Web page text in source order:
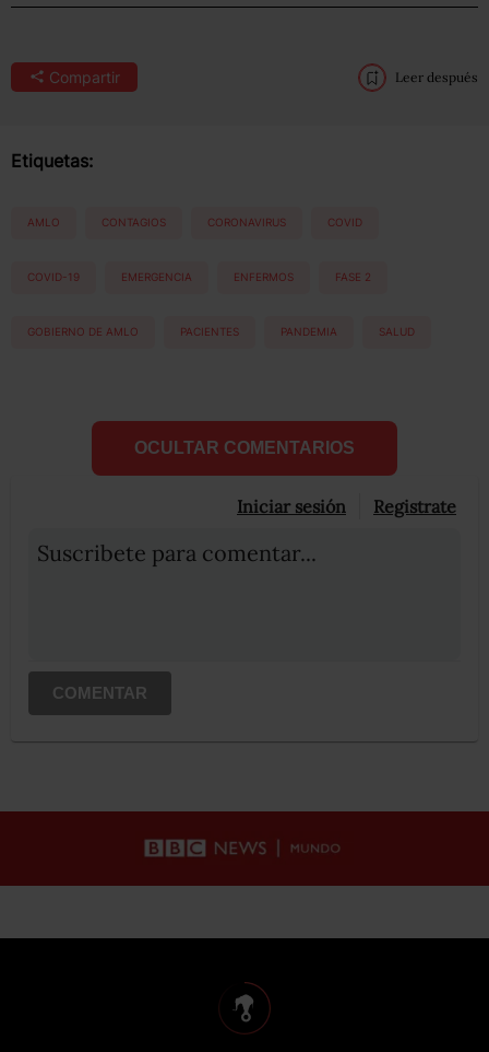
Compartir Leer después
Etiquetas:
AMLO CONTAGIOS CORONAVIRUS COVID
COVID-19 EMERGENCIA ENFERMOS FASE 2
GOBIERNO DE AMLO PACIENTES PANDEMIA SALUD
OCULTAR COMENTARIOS
Iniciar sesión Registrate
Suscribete para comentar...
COMENTAR